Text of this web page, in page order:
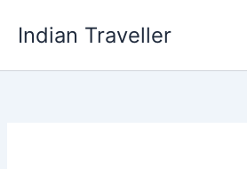
Indian Traveller